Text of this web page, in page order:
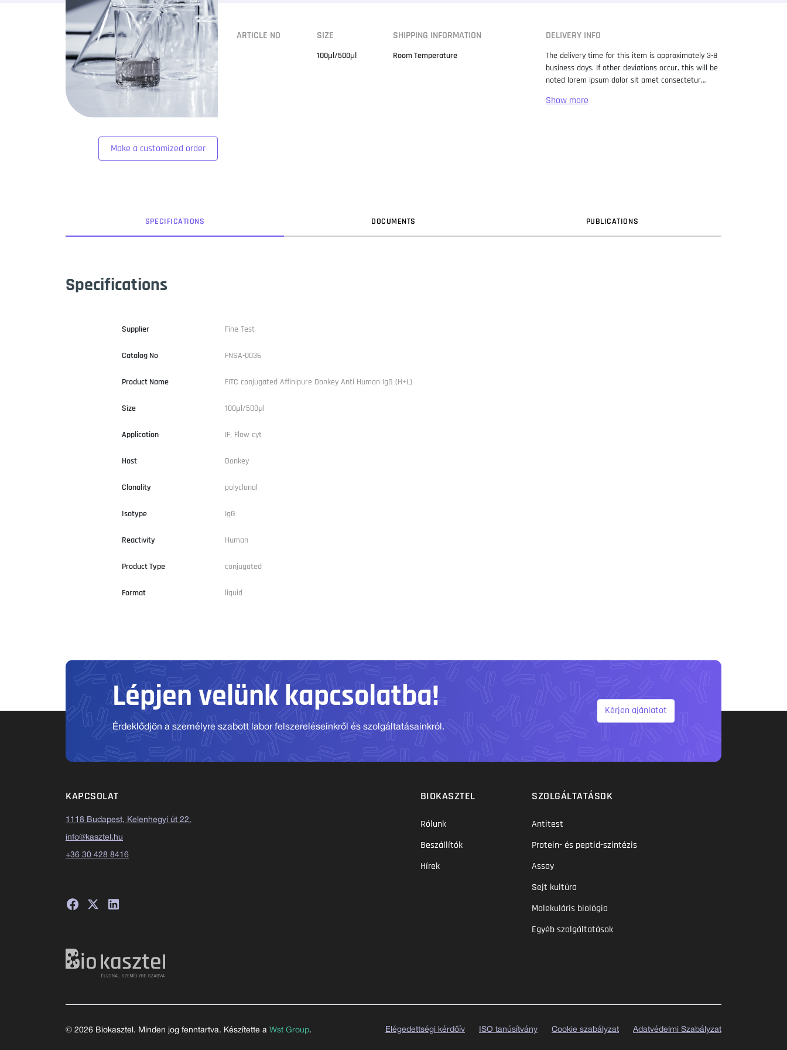
Make a customized order
ARTICLE NO SIZE
100μl/500μl
SHIPPING INFORMATION
Room Temperature
DELIVERY INFO
The delivery time for this item is approximately 3-8
business days. If other deviations occur, this will be
noted lorem ipsum dolor sit amet consectetur
standard dummy text ever since the 1500s, when
SPECIFICATIONS DOCUMENTS PUBLICATIONS
Specifications
Supplier Fine Test
Catalog No FNSA-0036
Product Name FITC conjugated Affinipure Donkey Anti Human IgG (H+L)
Size 100μl/500μl
Application IF, Flow cyt
Host Donkey
Clonality polyclonal
Isotype IgG
Reactivity Human
Product Type conjugated
Format liquid
Lépjen velünk kapcsolatba!
Érdeklődjön a személyre szabott labor felszereléseinkről és szolgáltatásainkról.
Kérjen ajánlatot
KAPCSOLAT
1118 Budapest, Kelenhegyi út 22.
info@kasztel.hu
+36 30 428 8416
BIOKASZTEL
Rólunk
Beszállítók
Hírek
SZOLGÁLTATÁSOK
Antitest
Protein- és peptid-szintézis
Assay
Sejt kultúra
Molekuláris biológia
Egyéb szolgáltatások
© 2026 Biokasztel. Minden jog fenntartva. Készítette a Wst Group. Elégedettségi kérdőív ISO tanúsítvány Cookie szabályzat Adatvédelmi Szabályzat